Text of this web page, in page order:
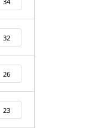
位以
32
26
23